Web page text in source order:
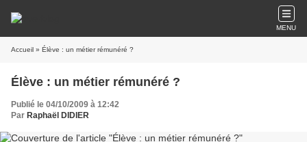
MENU
Accueil » Élève : un métier rémunéré ?
Élève : un métier rémunéré ?
Publié le 04/10/2009 à 12:42
Par Raphaël DIDIER